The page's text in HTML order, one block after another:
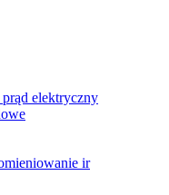
elektryczny
ir